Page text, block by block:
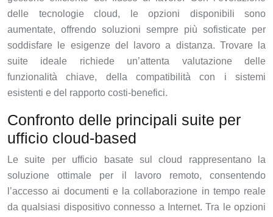
delle tecnologie cloud, le opzioni disponibili sono
aumentate, offrendo soluzioni sempre più sofisticate per
soddisfare le esigenze del lavoro a distanza. Trovare la
suite ideale richiede un’attenta valutazione delle
funzionalità chiave, della compatibilità con i sistemi
esistenti e del rapporto costi-benefici.
Confronto delle principali suite per
ufficio cloud-based
Le suite per ufficio basate sul cloud rappresentano la
soluzione ottimale per il lavoro remoto, consentendo
l’accesso ai documenti e la collaborazione in tempo reale
da qualsiasi dispositivo connesso a Internet. Tra le opzioni